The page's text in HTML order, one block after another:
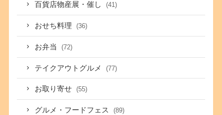
百貨店物産展・催し (41)
おせち料理 (36)
お弁当 (72)
テイクアウトグルメ (77)
お取り寄せ (55)
グルメ・フードフェス (89)